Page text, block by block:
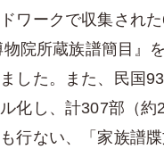
ワークで収集され
物院所蔵族譜簡目
した。また、民国
化し、計307部（
行ない、「家族譜